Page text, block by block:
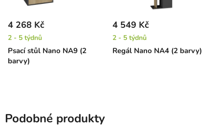
Psací stůl Nano NA9 (2
barvy)
4 268 Kč
2 - 5 týdnů
Regál Nano NA4 (2 barvy)
4 549 Kč
2 - 5 týdnů
Podobné produkty